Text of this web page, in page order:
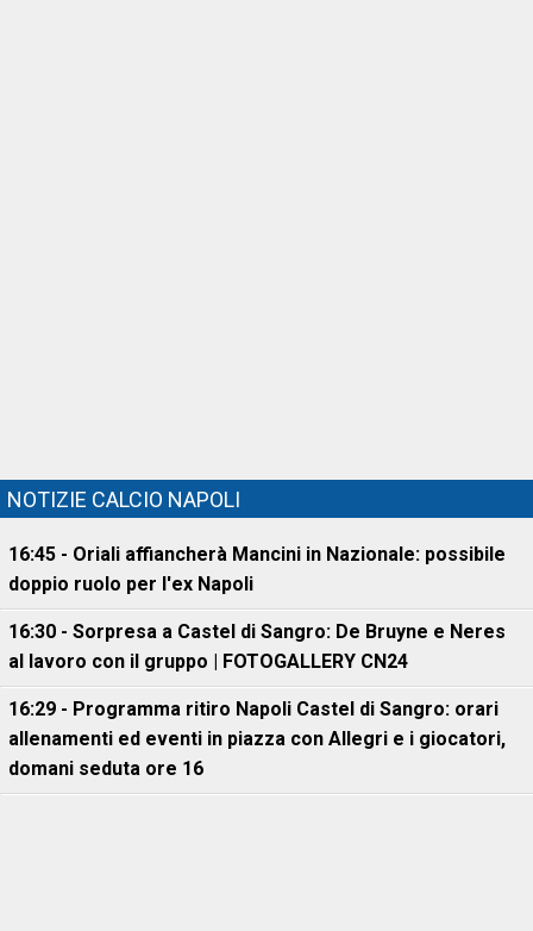
NOTIZIE CALCIO NAPOLI
16:45 - Oriali affiancherà Mancini in Nazionale: possibile
doppio ruolo per l'ex Napoli
16:30 - Sorpresa a Castel di Sangro: De Bruyne e Neres
al lavoro con il gruppo | FOTOGALLERY CN24
16:29 - Programma ritiro Napoli Castel di Sangro: orari
allenamenti ed eventi in piazza con Allegri e i giocatori,
domani seduta ore 16